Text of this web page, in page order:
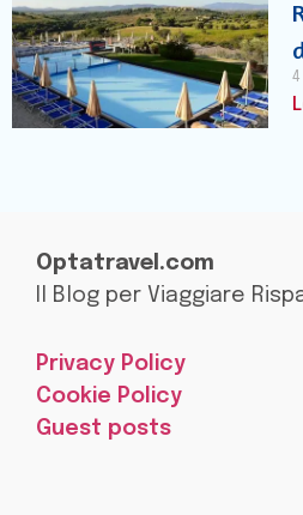
4
Optatravel.com
Il Blog per Viaggiare
Privacy Policy
Cookie Policy
Guest posts